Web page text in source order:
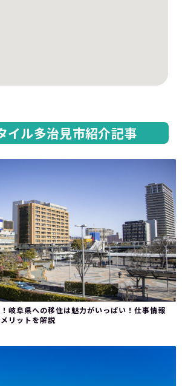
イル多治見市紹介記事
岐阜県への移住は魅力がいっぱい！仕事情報
リットを解説